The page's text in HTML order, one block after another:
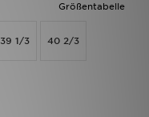
Größentabelle
39 1/3 40 2/3